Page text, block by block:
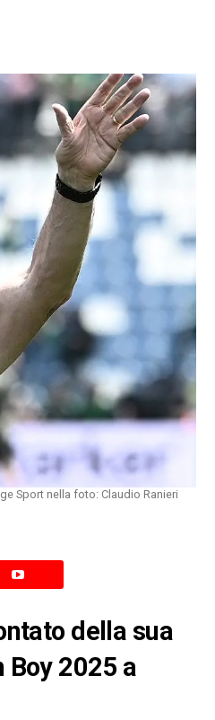
Sport nella foto: Claudio Ranieri
della sua
2025 a